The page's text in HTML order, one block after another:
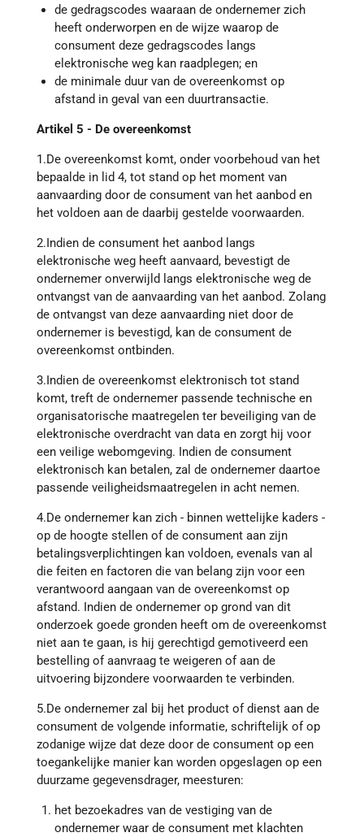
de gedragscodes waaraan de ondernemer zich
heeft onderworpen en de wijze waarop de
consument deze gedragscodes langs
elektronische weg kan raadplegen; en
de minimale duur van de overeenkomst op
afstand in geval van een duurtransactie.
Artikel 5 - De overeenkomst
1.De overeenkomst komt, onder voorbehoud van het
bepaalde in lid 4, tot stand op het moment van
aanvaarding door de consument van het aanbod en
het voldoen aan de daarbij gestelde voorwaarden.
2.Indien de consument het aanbod langs
elektronische weg heeft aanvaard, bevestigt de
ondernemer onverwijld langs elektronische weg de
ontvangst van de aanvaarding van het aanbod. Zolang
de ontvangst van deze aanvaarding niet door de
ondernemer is bevestigd, kan de consument de
overeenkomst ontbinden.
3.Indien de overeenkomst elektronisch tot stand
komt, treft de ondernemer passende technische en
organisatorische maatregelen ter beveiliging van de
elektronische overdracht van data en zorgt hij voor
een veilige webomgeving. Indien de consument
elektronisch kan betalen, zal de ondernemer daartoe
passende veiligheidsmaatregelen in acht nemen.
4.De ondernemer kan zich - binnen wettelijke kaders -
op de hoogte stellen of de consument aan zijn
betalingsverplichtingen kan voldoen, evenals van al
die feiten en factoren die van belang zijn voor een
verantwoord aangaan van de overeenkomst op
afstand. Indien de ondernemer op grond van dit
onderzoek goede gronden heeft om de overeenkomst
niet aan te gaan, is hij gerechtigd gemotiveerd een
bestelling of aanvraag te weigeren of aan de
uitvoering bijzondere voorwaarden te verbinden.
5.De ondernemer zal bij het product of dienst aan de
consument de volgende informatie, schriftelijk of op
zodanige wijze dat deze door de consument op een
toegankelijke manier kan worden opgeslagen op een
duurzame gegevensdrager, meesturen:
het bezoekadres van de vestiging van de
ondernemer waar de consument met klachten